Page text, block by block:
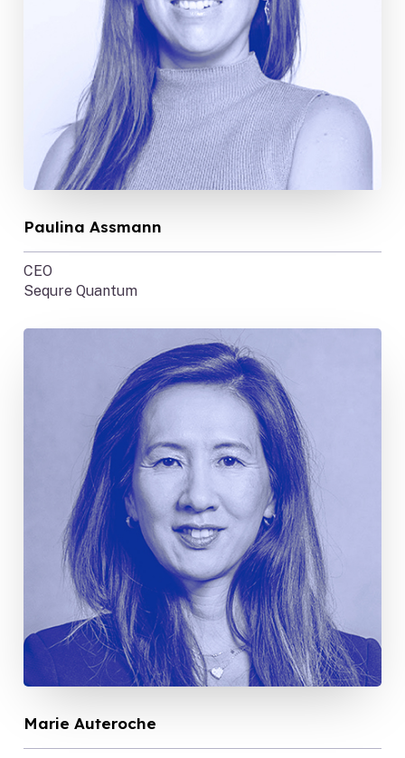
Paulina Assmann
CEO
Sequre Quantum
Marie Auteroche